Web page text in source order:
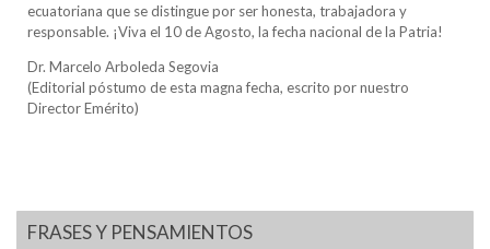
ecuatoriana que se distingue por ser honesta, trabajadora y
responsable. ¡Viva el 10 de Agosto, la fecha nacional de la Patria!
Dr. Marcelo Arboleda Segovia
(Editorial póstumo de esta magna fecha, escrito por nuestro
Director Emérito)
FRASES Y PENSAMIENTOS